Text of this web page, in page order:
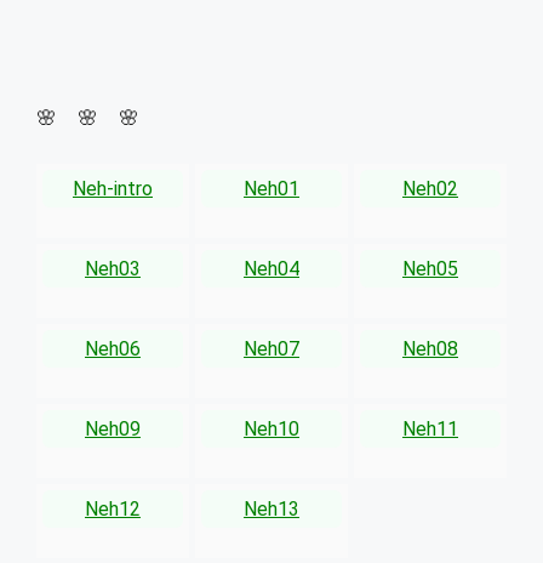
🌸 🌸 🌸
Neh-intro Neh01 Neh02
Neh03 Neh04 Neh05
Neh06 Neh07 Neh08
Neh09 Neh10 Neh11
Neh12 Neh13